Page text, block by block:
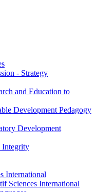
- Strategy
and Education to
Development Pedagogy
Development
Integrity
International
Sciences International